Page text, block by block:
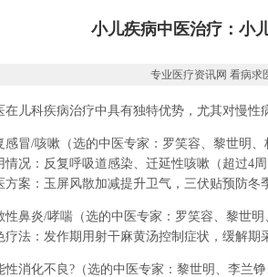
小儿疾病中医治疗：小
专业医疗资讯网 看病求
在儿科疾病治疗中具有独特优势，尤其对慢性
感冒/咳嗽（选的中医专家：罗笑容、黎世明、
情况：反复呼吸道感染、迁延性咳嗽（超过4周
方案：玉屏风散加减提升卫气，三伏贴预防
性鼻炎/哮喘（选的中医专家：罗笑容、黎世明
疗法：发作期用射干麻黄汤控制症状，缓解
性消化不良?（选的中医专家：黎世明、李兰铮